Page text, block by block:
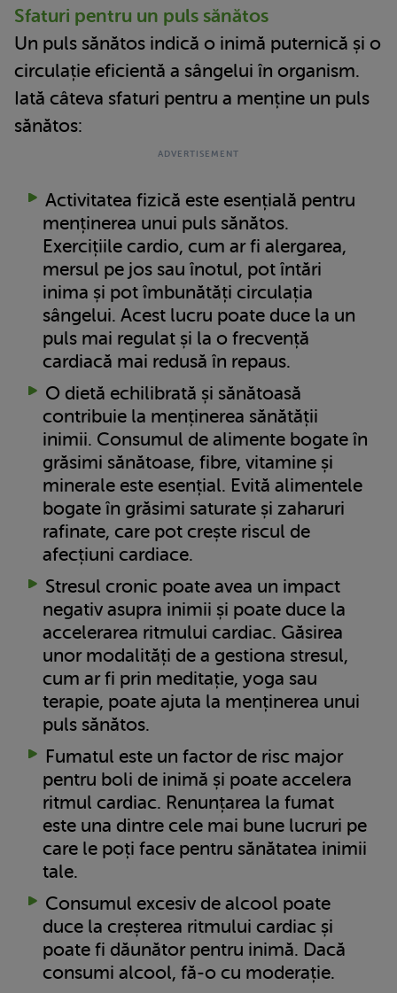
Sfaturi pentru un puls sănătos
Un puls sănătos indică o inimă puternică și o
circulație eficientă a sângelui în organism.
Iată câteva sfaturi pentru a menține un puls
sănătos:
Activitatea fizică este esențială pentru
menținerea unui puls sănătos.
Exercițiile cardio, cum ar fi alergarea,
mersul pe jos sau înotul, pot întări
inima și pot îmbunătăți circulația
sângelui. Acest lucru poate duce la un
puls mai regulat și la o frecvență
cardiacă mai redusă în repaus.
O dietă echilibrată și sănătoasă
contribuie la menținerea sănătății
inimii. Consumul de alimente bogate în
grăsimi sănătoase, fibre, vitamine și
minerale este esențial. Evită alimentele
bogate în grăsimi saturate și zaharuri
rafinate, care pot crește riscul de
afecțiuni cardiace.
Stresul cronic poate avea un impact
negativ asupra inimii și poate duce la
accelerarea ritmului cardiac. Găsirea
unor modalități de a gestiona stresul,
cum ar fi prin meditație, yoga sau
terapie, poate ajuta la menținerea unui
puls sănătos.
Fumatul este un factor de risc major
pentru boli de inimă și poate accelera
ritmul cardiac. Renunțarea la fumat
este una dintre cele mai bune lucruri pe
care le poți face pentru sănătatea inimii
tale.
Consumul excesiv de alcool poate
duce la creșterea ritmului cardiac și
poate fi dăunător pentru inimă. Dacă
consumi alcool, fă-o cu moderație.